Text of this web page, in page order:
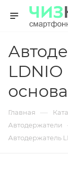
LDNIO
Главная —
Автодержатели
Автодержатель